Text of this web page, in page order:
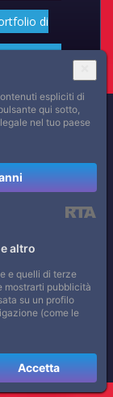
di
sport
i membri e le
almeno 18
Compliance
foto, video o
verifiche al fine
e non violare i
Per segnalare
del materiale
alla
di terzi.
Tutti i diritti
espliciti di
qui sotto,
nel tuo paese
altro
e quelli di terze
mostrarti pubblicità
su un profilo
(come le
Accetta